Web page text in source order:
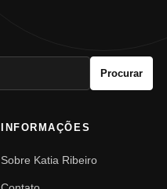
Procurar
INFORMAÇÕES
Sobre Katia Ribeiro